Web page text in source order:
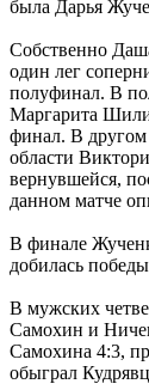
была Дарья
Собственно
один лег
полуфинал. В
Маргарита
финал. В
области
вернувшейся,
данном матче
В финале
добилась
В мужских
Самохин и
Самохина 4:3,
обыграл